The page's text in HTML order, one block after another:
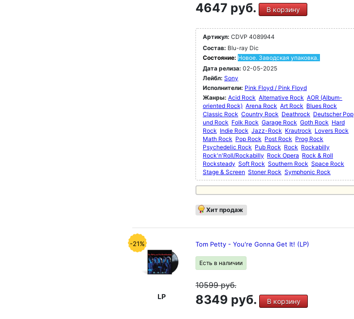
4647 руб. В корзину
Артикул: CDVP 4089944
Состав: Blu-ray Dic
Состояние: Новое. Заводская упаковка.
Дата релиза: 02-05-2025
Лейбл: Sony
Исполнители: Pink Floyd / Pink Floyd
Жанры: Acid Rock Alternative Rock AOR (Album-
oriented Rock) Arena Rock Art Rock Blues Rock
Classic Rock Country Rock Deathrock Deutscher Pop
und Rock Folk Rock Garage Rock Goth Rock Hard
Rock Indie Rock Jazz-Rock Krautrock Lovers Rock
Math Rock Pop Rock Post Rock Prog Rock
Psychedelic Rock Pub Rock Rock Rockabilly
Rock'n'Roll/Rockabilly Rock Opera Rock & Roll
Rocksteady Soft Rock Southern Rock Space Rock
Stage & Screen Stoner Rock Symphonic Rock
Хит продаж
-21%
LP
Tom Petty - You're Gonna Get It! (LP)
Есть в наличии
10599руб.
8349 руб. В корзину